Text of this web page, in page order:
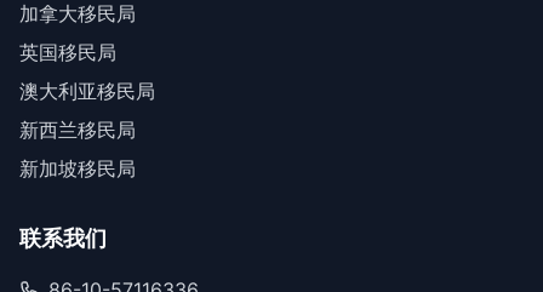
加拿大移民局
英国移民局
澳大利亚移民局
新西兰移民局
新加坡移民局
联系我们